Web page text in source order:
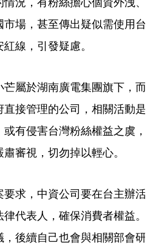
場，甚至傳出疑似需使用台
線，引發疑慮。
屬於湖南廣電集團旗下，而
接管理的公司，相關活動是
有侵害台灣粉絲權益之虞，
審視，切勿掉以輕心。
求，中資公司要在台主辦活
代表人，確保消費者權益。
後續自己也會與相關部會研